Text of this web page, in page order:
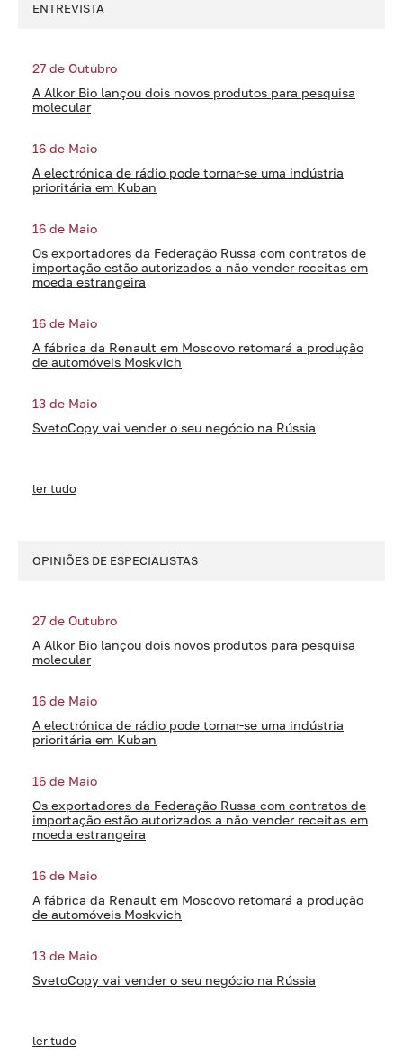
ENTREVISTA
27 de Outubro
A Alkor Bio lançou dois novos produtos para pesquisa
molecular
16 de Maio
A electrónica de rádio pode tornar-se uma indústria
prioritária em Kuban
16 de Maio
Os exportadores da Federação Russa com contratos de
importação estão autorizados a não vender receitas em
moeda estrangeira
16 de Maio
A fábrica da Renault em Moscovo retomará a produção
de automóveis Moskvich
13 de Maio
SvetoCopy vai vender o seu negócio na Rússia
ler tudo
OPINIÕES DE ESPECIALISTAS
27 de Outubro
A Alkor Bio lançou dois novos produtos para pesquisa
molecular
16 de Maio
A electrónica de rádio pode tornar-se uma indústria
prioritária em Kuban
16 de Maio
Os exportadores da Federação Russa com contratos de
importação estão autorizados a não vender receitas em
moeda estrangeira
16 de Maio
A fábrica da Renault em Moscovo retomará a produção
de automóveis Moskvich
13 de Maio
SvetoCopy vai vender o seu negócio na Rússia
ler tudo